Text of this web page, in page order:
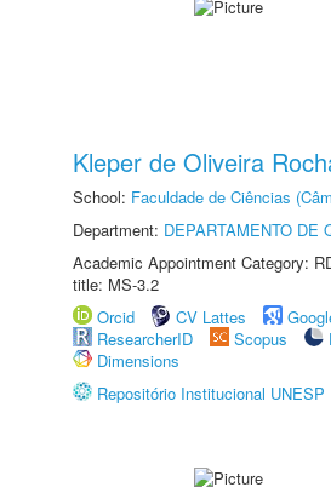
Kleper de Oliveira
School: Faculdade de Ciências
Department: DEPARTAMENTO DE
Academic Appointment Category:
title: MS-3.2
Orcid
CV Lattes
ResearcherID
Scopus
Dimensions
Repositório Institucional UNESP